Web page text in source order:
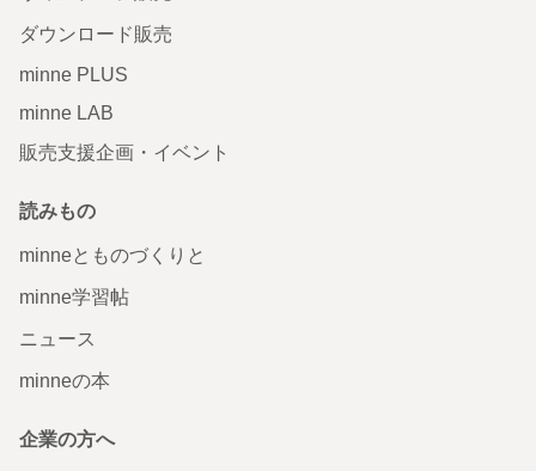
ダウンロード販売
minne PLUS
minne LAB
販売支援企画・イベント
読みもの
minneとものづくりと
minne学習帖
ニュース
minneの本
企業の方へ